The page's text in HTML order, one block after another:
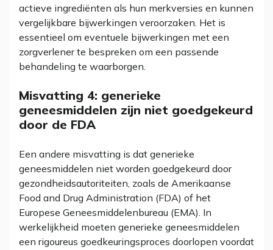
actieve ingrediënten als hun merkversies en kunnen
vergelijkbare bijwerkingen veroorzaken. Het is
essentieel om eventuele bijwerkingen met een
zorgverlener te bespreken om een passende
behandeling te waarborgen.
Misvatting 4: generieke
geneesmiddelen zijn niet goedgekeurd
door de FDA
Een andere misvatting is dat generieke
geneesmiddelen niet worden goedgekeurd door
gezondheidsautoriteiten, zoals de Amerikaanse
Food and Drug Administration (FDA) of het
Europese Geneesmiddelenbureau (EMA). In
werkelijkheid moeten generieke geneesmiddelen
een rigoureus goedkeuringsproces doorlopen voordat